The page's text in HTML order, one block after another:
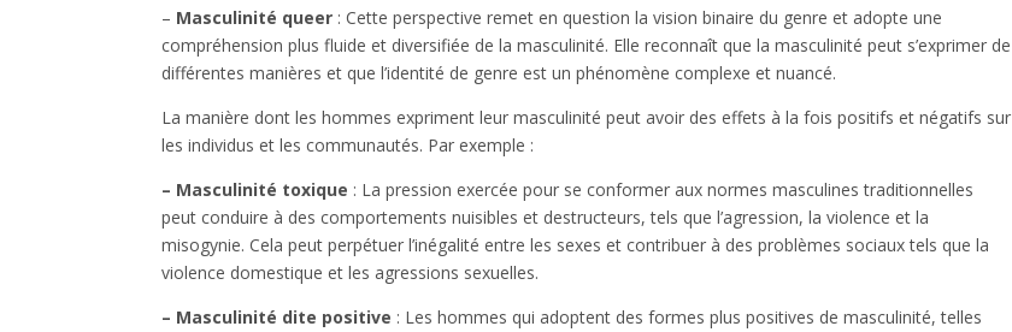
– Masculinité queer : Cette perspective remet en question la vision binaire du genre et adopte une
compréhension plus fluide et diversifiée de la masculinité. Elle reconnaît que la masculinité peut s’exprimer de
différentes manières et que l’identité de genre est un phénomène complexe et nuancé.
La manière dont les hommes expriment leur masculinité peut avoir des effets à la fois positifs et négatifs sur
les individus et les communautés. Par exemple :
– Masculinité toxique : La pression exercée pour se conformer aux normes masculines traditionnelles
peut conduire à des comportements nuisibles et destructeurs, tels que l’agression, la violence et la
misogynie. Cela peut perpétuer l’inégalité entre les sexes et contribuer à des problèmes sociaux tels que la
violence domestique et les agressions sexuelles.
– Masculinité dite positive : Les hommes qui adoptent des formes plus positives de masculinité, telles